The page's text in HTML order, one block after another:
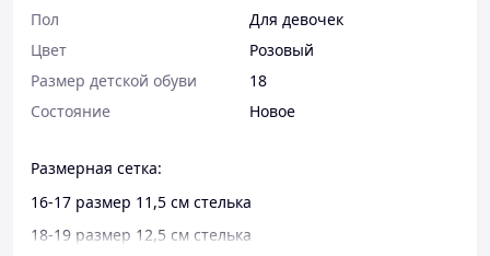
Пол
Для девочек
Цвет
Розовый
Размер детской обуви
18
Состояние
Новое
Размерная сетка:
16-17 размер 11,5 см стелька
18-19 размер 12,5 см стелька